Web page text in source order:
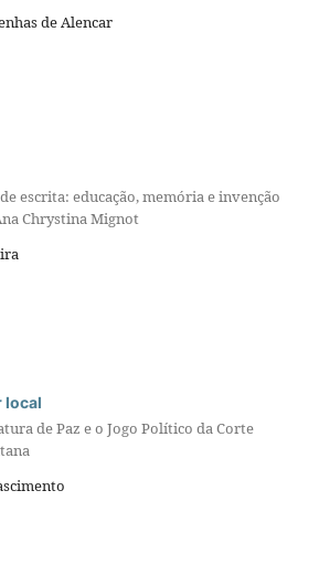
de Alencar
escrita: educação, memória e invenção
Chrystina Mignot
local
de Paz e o Jogo Político da Corte